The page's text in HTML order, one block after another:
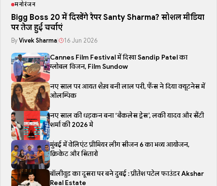
मनोरंजन
Bigg Boss 20 में दिखेंगे रैपर Santy Sharma? सोशल मीडिया
पर तेज हुई चर्चाएं
By Vivek Sharma 16 Jun 2026
Cannes Film Festival में दिखा Sandip Patel का
ग्लोबल विजन, Film Sundow
नए साल पर आयत शैख़ बनी लाल परी, फैंस ने दिया क्यूटनेस में
ओलम्पिक
नए साल की धड़कन बना ‘बैकलेस ड्रेस’, लकी यादव और सैंटी
शर्मा की 2026 मे
मुंबई में वेलिएंट प्रीमियर लीग सीजन 6 का भव्य आयोजन,
क्रिकेट और सितारो
बॉलीवुड का दूसरा घर बने दुबई : प्रीतेश पटेल फाउंडर Akshar
Real Estate